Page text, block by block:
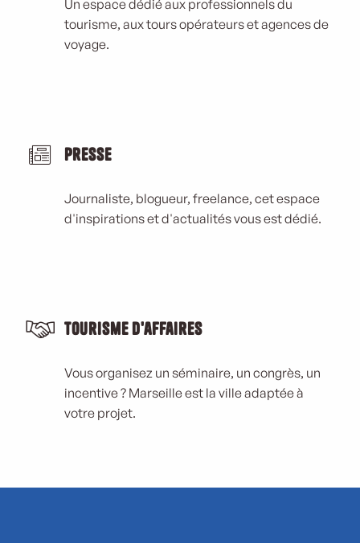
Un espace dédié aux professionnels du
tourisme, aux tours opérateurs et agences de
voyage.
Presse
Journaliste, blogueur, freelance, cet espace
d'inspirations et d'actualités vous est dédié.
Tourisme d'affaires
Vous organisez un séminaire, un congrès, un
incentive ? Marseille est la ville adaptée à
votre projet.